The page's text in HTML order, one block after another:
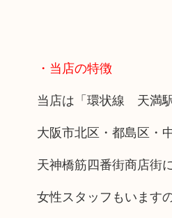
・当店の特徴
当店は「環状線 天満
大阪市北区・都島区・
天神橋筋四番街商店街
女性スタッフもいます